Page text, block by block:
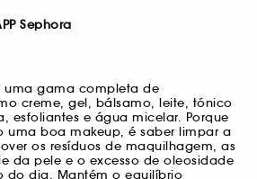
Sephora
uma gama completa de
creme, gel, bálsamo, leite, tónico
esfoliantes e água micelar. Porque
uma boa makeup, é saber limpar a
os resíduos de maquilhagem, as
da pele e o excesso de oleosidade
do dia. Mantém o equilíbrio